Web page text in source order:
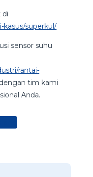
di
superkul/
sensor suhu
rantai-
tim kami
Anda.